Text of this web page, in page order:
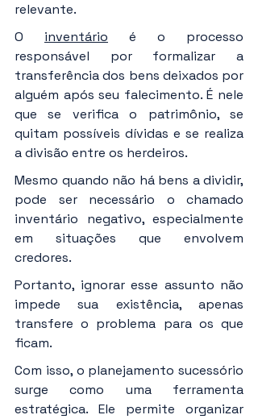
relevante.
O inventário é o processo
responsável por formalizar a
transferência dos bens deixados por
alguém após seu falecimento. É nele
que se verifica o patrimônio, se
quitam possíveis dívidas e se realiza
a divisão entre os herdeiros.
Mesmo quando não há bens a dividir,
pode ser necessário o chamado
inventário negativo, especialmente
em situações que envolvem
credores.
Portanto, ignorar esse assunto não
impede sua existência, apenas
transfere o problema para os que
ficam.
Com isso, o planejamento sucessório
surge como uma ferramenta
estratégica. Ele permite organizar